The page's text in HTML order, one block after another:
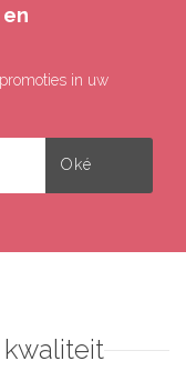
in uw